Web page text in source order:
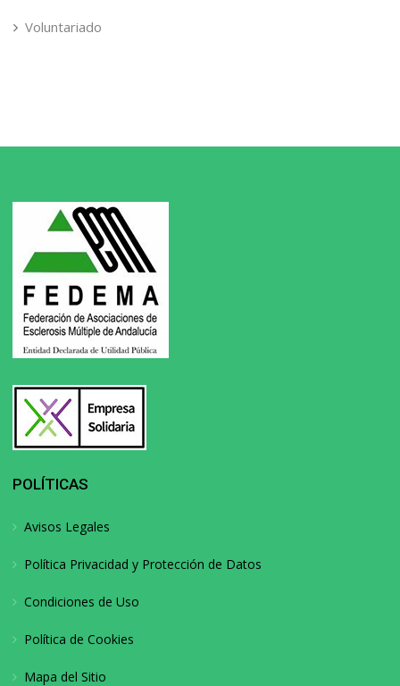
Voluntariado
POLÍTICAS
Avisos Legales
Política Privacidad y Protección de Datos
Condiciones de Uso
Política de Cookies
Mapa del Sitio